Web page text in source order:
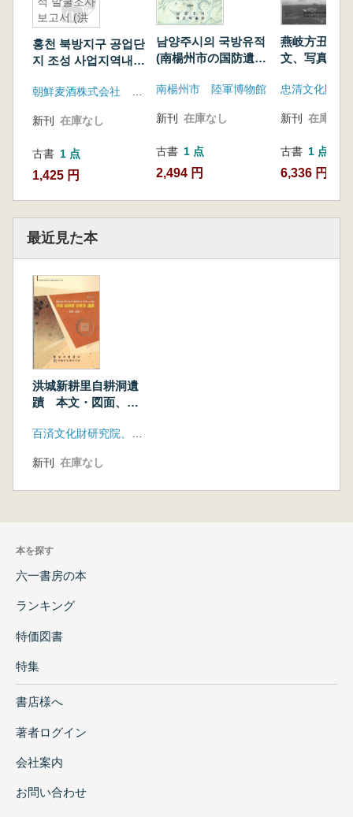
보고서 (洪
工業団地造
成事業地域
蹟発掘調査
報告書)
홍천 북방지구 공업단
지 조성 사업지역내
고서 (洪川北方地区
域内 文化遺蹟発掘
新刊 在庫なし
古書 1 点
1,425 円
남양주시의 국방유적
(南楊州市の国防遺
南楊州市 陸軍博物館
新刊 在庫なし
古書 1 点
2,494 円
燕岐方丑里
文、写真 全
新刊 在庫なし
古書 1 点
6,336 円
最近見た本
洪城新耕里自耕洞遺
蹟 本文・図面、図
新刊 在庫なし
本を探す
六一書房の本
ランキング
特価図書
特集
書店様へ
著者ログイン
会社案内
お問い合わせ